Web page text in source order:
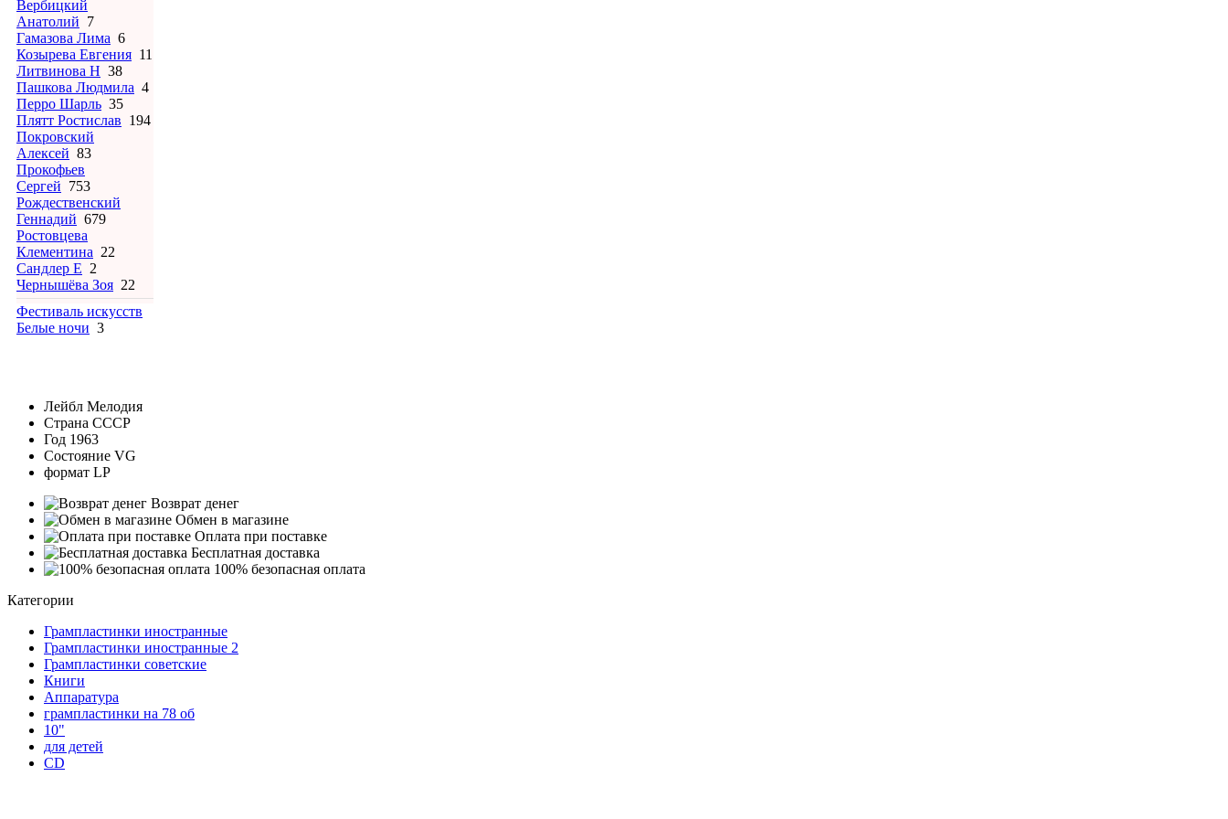
Вербицкий
Анатолий 7
Гамазова Лима 6
Козырева Евгения 11
Литвинова Н 38
Пашкова Людмила 4
Перро Шарль 35
Плятт Ростислав 194
Покровский
Алексей 83
Прокофьев
Сергей 753
Рождественский
Геннадий 679
Ростовцева
Клементина 22
Сандлер Е 2
Чернышёва Зоя 22
Фестиваль искусств
Белые ночи 3
Лейбл Мелодия
Страна СССР
Год 1963
Состояние VG
формат LP
Возврат денег
Обмен в магазине
Оплата при поставке
Бесплатная доставка
100% безопасная оплата
Категории
Грампластинки иностранные
Грампластинки иностранные 2
Грампластинки советские
Книги
Аппаратура
грампластинки на 78 об
10"
для детей
CD